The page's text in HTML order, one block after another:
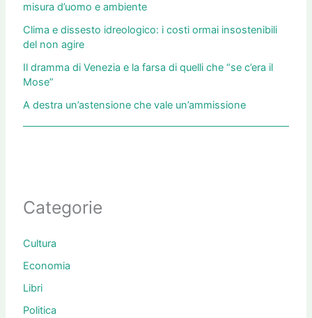
misura d’uomo e ambiente
Clima e dissesto idreologico: i costi ormai insostenibili
del non agire
Il dramma di Venezia e la farsa di quelli che “se c’era il
Mose”
A destra un’astensione che vale un’ammissione
Categorie
Cultura
Economia
Libri
Politica